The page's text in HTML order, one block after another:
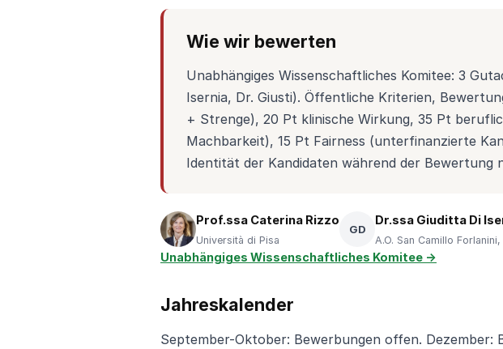
Wie wir bewerten
Unabhängiges Wissenschaftliches Komitee: 3
Isernia, Dr. Giusti). Öffentliche Kriterien,
+ Strenge), 20 Pt klinische Wirkung, 35 Pt
Machbarkeit), 15 Pt Fairness (unterfinanzierte
Identität der Kandidaten während der Bewertung
Prof.ssa Caterina Rizzo
Università di Pisa
GD
Dr.ssa Giuditta Di
A.O. San Camillo Forlanini,
Unabhängiges Wissenschaftliches Komitee →
Jahreskalender
September-Oktober: Bewerbungen offen. Dezember: